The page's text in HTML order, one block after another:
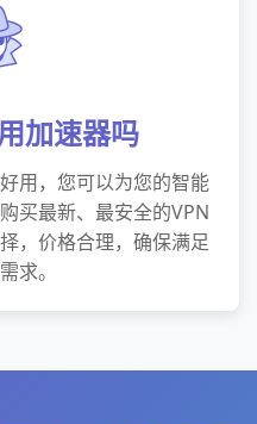
加速器吗
用，您可以为您的智能
买最新、最安全的VPN
，价格合理，确保满足
求。